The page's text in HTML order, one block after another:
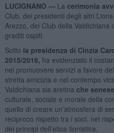
LUCIGNANO — La cerimonia
Club, dei presidenti degli altri
Arezzo, dei Club della Valdichiana
graditi ospiti.
Sotto la presidenza di Cinzia
2015/2016, ha evidenziato il
nel promuovere servizi a favore
stretta amicizia e nel contempo
Valdichiana sia aretina che
culturale, sociale e morale della
quello di creare un’atmosfera di
reciproco rispetto tra i soci, nel
dei principi dell’etica Iionistica.